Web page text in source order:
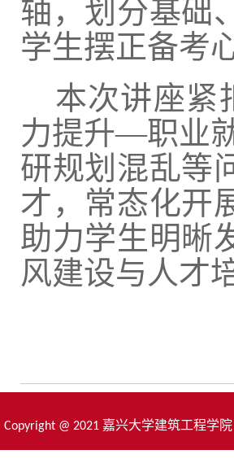
轴，划分基础
学生摆正备考
本次讲座紧
力提升—职业
研规划混乱等
才，常态化开
助力学生明晰
风建设与人才
Copyright @ 2021 嘉兴大学建筑工程学